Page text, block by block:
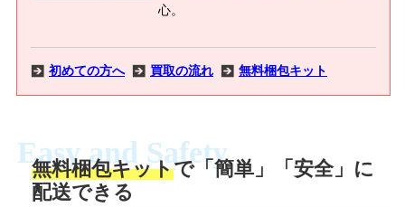
心。
初めての方へ 買取の流れ 無料梱包キット
商品撮影
Easy and Safety
無料梱包キットで「簡単」「安全」に
配送できる